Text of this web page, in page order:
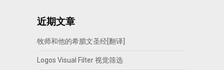
近期文章
牧师和他的希腊文圣经[翻译]
Logos Visual Filter 视觉筛选